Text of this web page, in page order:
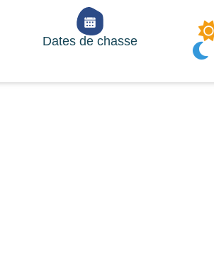
Dates de chasse